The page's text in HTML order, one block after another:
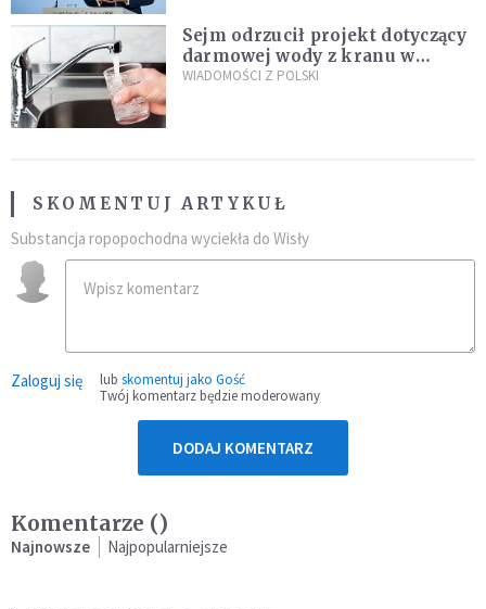
Sejm odrzucił projekt dotyczący
darmowej wody z kranu w
restauracjach
WIADOMOŚCI Z POLSKI
SKOMENTUJ ARTYKUŁ
Substancja ropopochodna wyciekła do Wisły
Zaloguj się lub skomentuj jako Gość
Twój komentarz będzie moderowany
DODAJ KOMENTARZ
Komentarze ()
Najnowsze Najpopularniejsze